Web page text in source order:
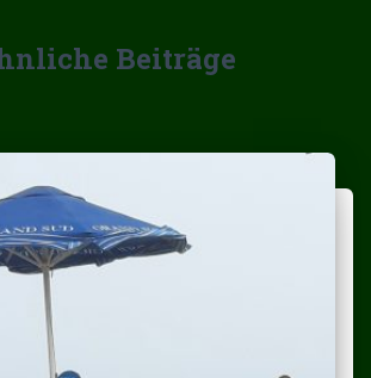
Beiträge